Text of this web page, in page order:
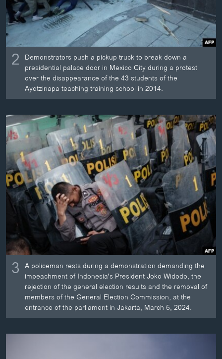
2 Demonstrators push a pickup truck to break down a
presidential palace door in Mexico City during a protest
over the disappearance of the 43 students of the
Ayotzinapa teaching training school in 2014.
3 A policeman rests during a demonstration demanding the
impeachment of Indonesia's President Joko Widodo, the
rejection of the general election results and the removal of
members of the General Election Commission, at the
entrance of the parliament in Jakarta, March 5, 2024.